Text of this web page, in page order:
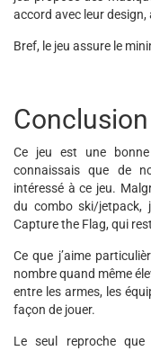
accord avec leur
Bref, le jeu assure le
Conclusion
Ce jeu est une
connaissais que de
intéressé à ce jeu.
du combo ski/jetpack,
Capture the Flag, qui
Ce que j’aime
nombre quand même
entre les armes, les
façon de jouer.
Le seul reproche